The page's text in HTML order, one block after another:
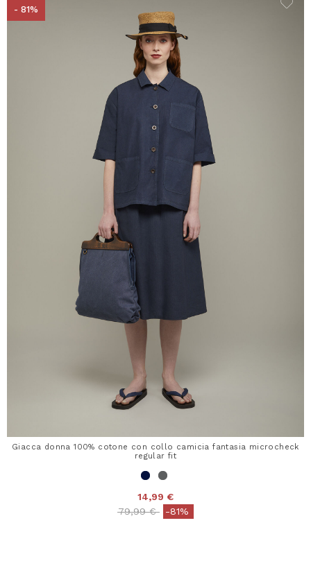
- 81%
Giacca donna 100% cotone con collo camicia fantasia microcheck
regular fit
14,99 €
Price reduced from
79,99 €to-81%